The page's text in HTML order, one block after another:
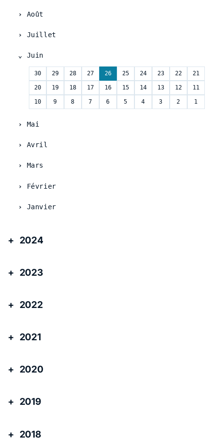
Août
Juillet
Juin
30 29 28 27 26 25 24 23 22 21
20 19 18 17 16 15 14 13 12 11
10 9 8 7 6 5 4 3 2 1
Mai
Avril
Mars
Février
Janvier
2024
2023
2022
2021
2020
2019
2018